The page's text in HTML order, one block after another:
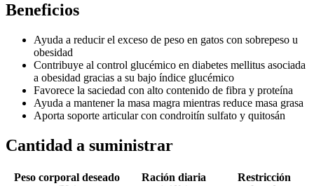
Beneficios
Ayuda a reducir el exceso de peso en gatos con sobrepeso u
obesidad
Contribuye al control glucémico en diabetes mellitus asociada
a obesidad gracias a su bajo índice glucémico
Favorece la saciedad con alto contenido de fibra y proteína
Ayuda a mantener la masa magra mientras reduce masa grasa
Aporta soporte articular con condroitín sulfato y quitosán
Cantidad a suministrar
Peso corporal deseado
Ración diaria
Restricción